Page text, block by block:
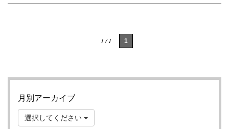
1 / 1 1
月別アーカイブ
選択してください